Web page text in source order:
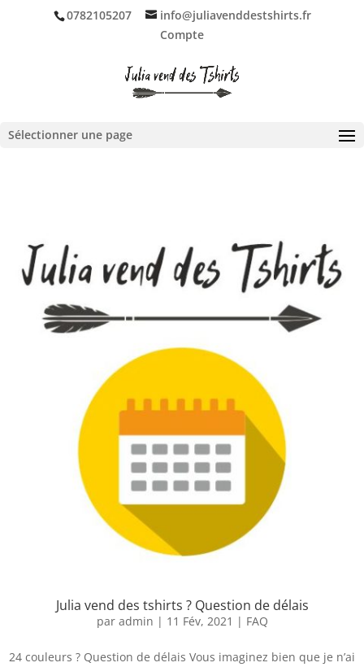
0782105207
info@juliavenddestshirts.fr
Compte
Sélectionner une page
Julia vend des tshirts ? Question de délais
par admin | 11 Fév, 2021 | FAQ
24 couleurs ? Question de délais Vous imaginez bien que je n’ai